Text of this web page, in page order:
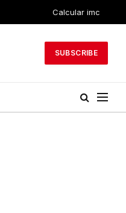
Calcular imc
SUBSCRIBE